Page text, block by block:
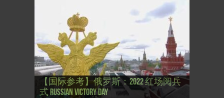
【国际参考】俄罗斯：2022 红场阅兵
式 Russian Victory Day
【国际参考】”戏剧性“服装设计师
Thierry Mugler 蒂埃里.穆勒 去世, 享年 73
岁
【国际参考】海湖庄园: Xi & Trump 内幕
Mar-a-Lago leak
【东西视记】1937年的毕加索, 海明威,
肯尼迪 1937 – La fin de l’innocence (2/2)
【东西视记】1937年的毕加索, 海明威,
肯尼迪 1937 – La fin de l’innocence (1/2)
【东西视记】1961年4月12日 尤里·加加
林 成为第一“太空人”